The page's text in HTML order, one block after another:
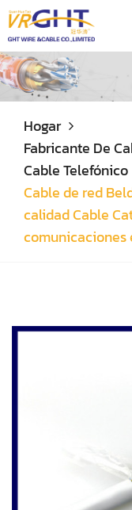
Hogar
Fabricante De
Cable Telefónico
Cable de red
calidad Cable
comunicaciones